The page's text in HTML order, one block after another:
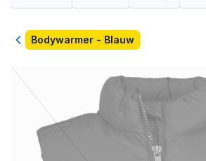
TerugBodywarmer - Blauw